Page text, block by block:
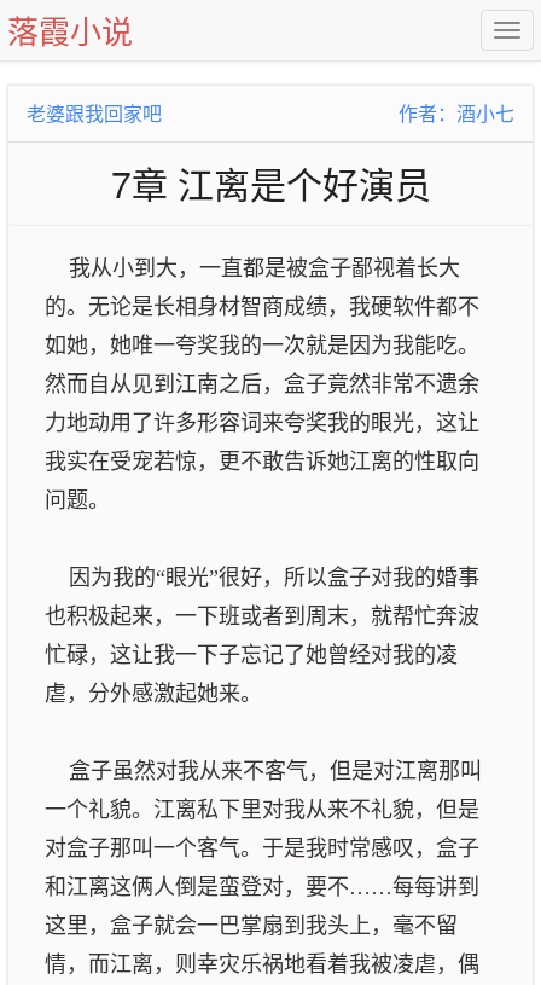
落霞小说
老婆跟我回家吧 作者：酒小七
7章 江离是个好演员
我从小到大，一直都是被盒子鄙视着长大
的。无论是长相身材智商成绩，我硬软件都不
如她，她唯一夸奖我的一次就是因为我能吃。
然而自从见到江南之后，盒子竟然非常不遗余
力地动用了许多形容词来夸奖我的眼光，这让
我实在受宠若惊，更不敢告诉她江离的性取向
问题。
因为我的“眼光”很好，所以盒子对我的婚事
也积极起来，一下班或者到周末，就帮忙奔波
忙碌，这让我一下子忘记了她曾经对我的凌
虐，分外感激起她来。
盒子虽然对我从来不客气，但是对江离那叫
一个礼貌。江离私下里对我从来不礼貌，但是
对盒子那叫一个客气。于是我时常感叹，盒子
和江离这俩人倒是蛮登对，要不……每每讲到
这里，盒子就会一巴掌扇到我头上，毫不留
情，而江离，则幸灾乐祸地看着我被凌虐，偶